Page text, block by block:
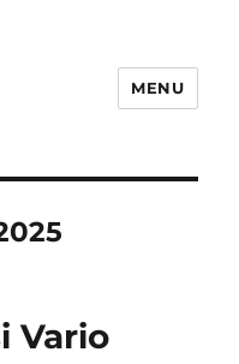
MENU
Vario